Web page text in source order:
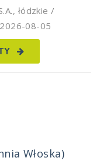
, łódzkie /
2026-08-05
Włoska)